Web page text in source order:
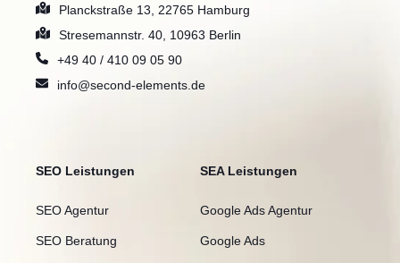
Planckstraße 13, 22765 Hamburg
Stresemannstr. 40, 10963 Berlin
+49 40 / 410 09 05 90
info@second-elements.de
SEO Leistungen
SEO Agentur
SEO Beratung
SEA Leistungen
Google Ads Agentur
Google Ads